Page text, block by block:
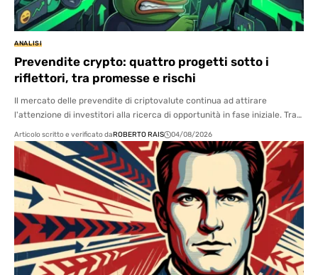
ANALISI
Prevendite crypto: quattro progetti sotto i
riflettori, tra promesse e rischi
Il mercato delle prevendite di criptovalute continua ad attirare
l'attenzione di investitori alla ricerca di opportunità in fase iniziale. Tra…
Articolo scritto e verificato daROBERTO RAIS 04/08/2026